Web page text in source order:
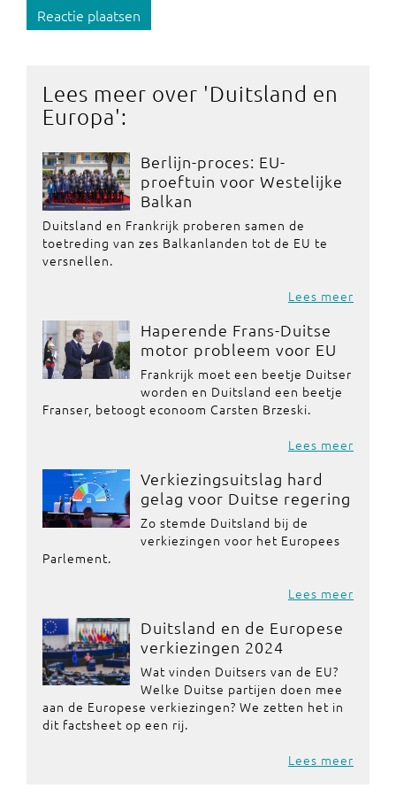
Reactie plaatsen
Lees meer over 'Duitsland en
Europa':
Berlijn-proces: EU-
proeftuin voor Westelijke
Balkan
Duitsland en Frankrijk proberen samen de
toetreding van zes Balkanlanden tot de EU te
versnellen.
Lees meer
Haperende Frans-Duitse
motor probleem voor EU
Frankrijk moet een beetje Duitser
worden en Duitsland een beetje
Franser, betoogt econoom Carsten Brzeski.
Lees meer
Verkiezingsuitslag hard
gelag voor Duitse regering
Zo stemde Duitsland bij de
verkiezingen voor het Europees
Parlement.
Lees meer
Duitsland en de Europese
verkiezingen 2024
Wat vinden Duitsers van de EU?
Welke Duitse partijen doen mee
aan de Europese verkiezingen? We zetten het in
dit factsheet op een rij.
Lees meer